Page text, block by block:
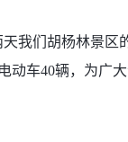
们胡杨林景区
动车40辆，为